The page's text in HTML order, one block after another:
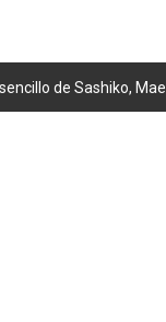
en la recta final y ventas de «Virginity»